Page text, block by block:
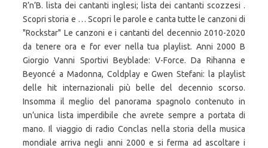
R’n’B. lista dei cantanti inglesi; lista dei cantanti scozzesi .
Scopri storia e … Scopri le parole e canta tutte le canzoni di
"Rockstar" Le canzoni e i cantanti del decennio 2010-2020
da tenere ora e for ever nella tua playlist. Anni 2000 B
Giorgio Vanni Sportivi Beyblade: V-Force. Da Rihanna e
Beyoncé a Madonna, Coldplay e Gwen Stefani: la playlist
delle hit internazionali più belle del decennio scorso.
Insomma il meglio del panorama spagnolo contenuto in
un’unica lista imperdibile che avrete sempre a portata di
mano. Il viaggio di radio Conclas nella storia della musica
mondiale arriva negli anni 2000 e si ferma ad ascoltare i